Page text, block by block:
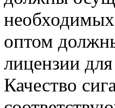
оптом
лицензии
Качество